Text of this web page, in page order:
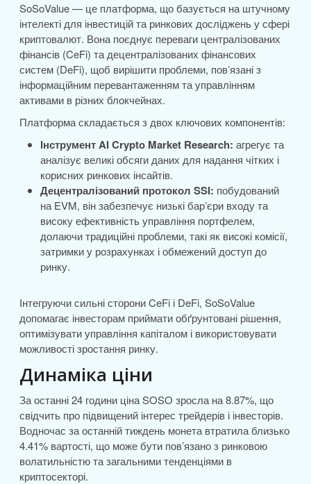
SoSoValue — це платформа, що базується на штучному
інтелекті для інвестицій та ринкових досліджень у сфері
криптовалют. Вона поєднує переваги централізованих
фінансів (CeFi) та децентралізованих фінансових
систем (DeFi), щоб вирішити проблеми, пов’язані з
інформаційним перевантаженням та управлінням
активами в різних блокчейнах.
Платформа складається з двох ключових компонентів:
Інструмент AI Crypto Market Research: агрегує та
аналізує великі обсяги даних для надання чітких і
корисних ринкових інсайтів.
Децентралізований протокол SSI: побудований
на EVM, він забезпечує низькі бар’єри входу та
високу ефективність управління портфелем,
долаючи традиційні проблеми, такі як високі комісії,
затримки у розрахунках і обмежений доступ до
ринку.
Інтегруючи сильні сторони CeFi і DeFi, SoSoValue
допомагає інвесторам приймати обґрунтовані рішення,
оптимізувати управління капіталом і використовувати
можливості зростання ринку.
Динаміка ціни
За останні 24 години ціна SOSO зросла на 8.87%, що
свідчить про підвищений інтерес трейдерів і інвесторів.
Водночас за останній тиждень монета втратила близько
4.41% вартості, що може бути пов’язано з ринковою
волатильністю та загальними тенденціями в
криптосекторі.